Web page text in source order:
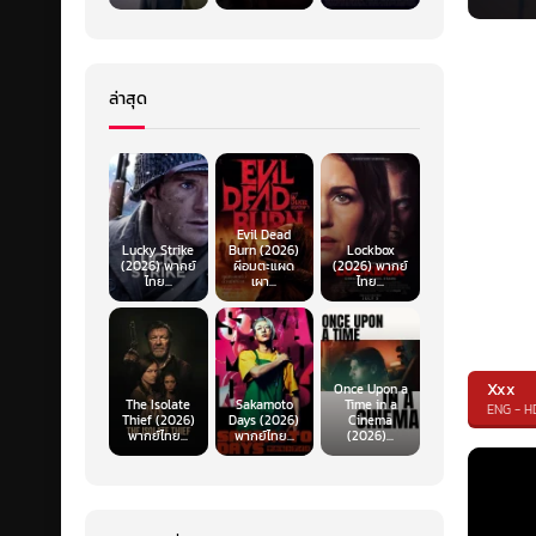
Xxx
ENG -
ล่าสุด
Lucky Strike
(2026) พากย์
ไทย...
Evil Dead
Burn (2026)
ผีอมตะแผด
เผา...
Lockbox
(2026) พากย์
ไทย...
The Isolate
Thief (2026)
พากย์ไทย...
Sakamoto
Days (2026)
พากย์ไทย...
Once Upon a
Time in a
Cinema
(2026)...